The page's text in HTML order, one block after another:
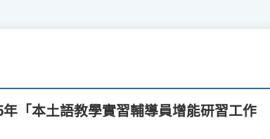
「本土語教學實習輔導員增能研習工作